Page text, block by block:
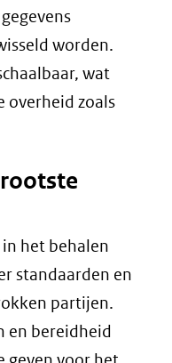
andere
website)
worden.
wat
overheid zoals
het behalen
standaarden en
partijen.
en bereidheid